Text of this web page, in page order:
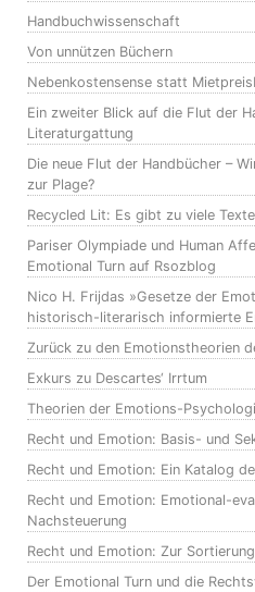
Handbuchwissenschaft
Von unnützen Büchern
Nebenkostensense statt
Ein zweiter Blick auf die Flut der
Literaturgattung
Die neue Flut der Handbücher –
zur Plage?
Recycled Lit: Es gibt zu viele Texte
Pariser Olympiade und Human
Emotional Turn auf Rsozblog
Nico H. Frijdas »Gesetze der
historisch-literarisch informierte
Zurück zu den Emotionstheorien
Exkurs zu Descartes‘ Irrtum
Theorien der Emotions-
Recht und Emotion: Basis- und
Recht und Emotion: Ein Katalog
Recht und Emotion: Emotional-
Nachsteuerung
Recht und Emotion: Zur
Der Emotional Turn und die